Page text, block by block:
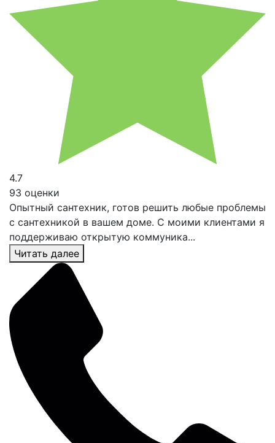
4.7
93 оценки
Опытный сантехник, готов решить любые проблемы
с сантехникой в вашем доме. С моими клиентами я
поддерживаю открытую коммуника...
Читать далее